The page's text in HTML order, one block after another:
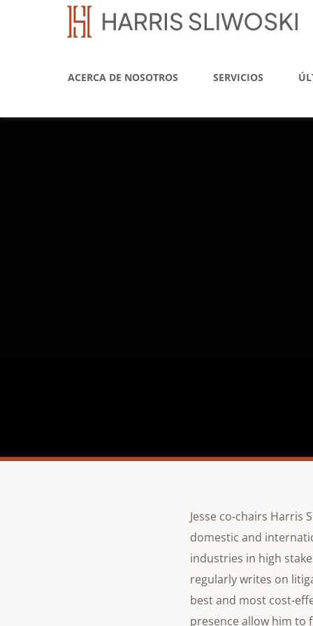
ACERCA DE NOSOTROS SERVICIOS
Jesse co-chairs Harris
domestic and
industries in high
regularly writes on
best and most cost-
presence allow him